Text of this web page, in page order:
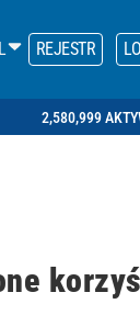
REJESTR
2,580,999